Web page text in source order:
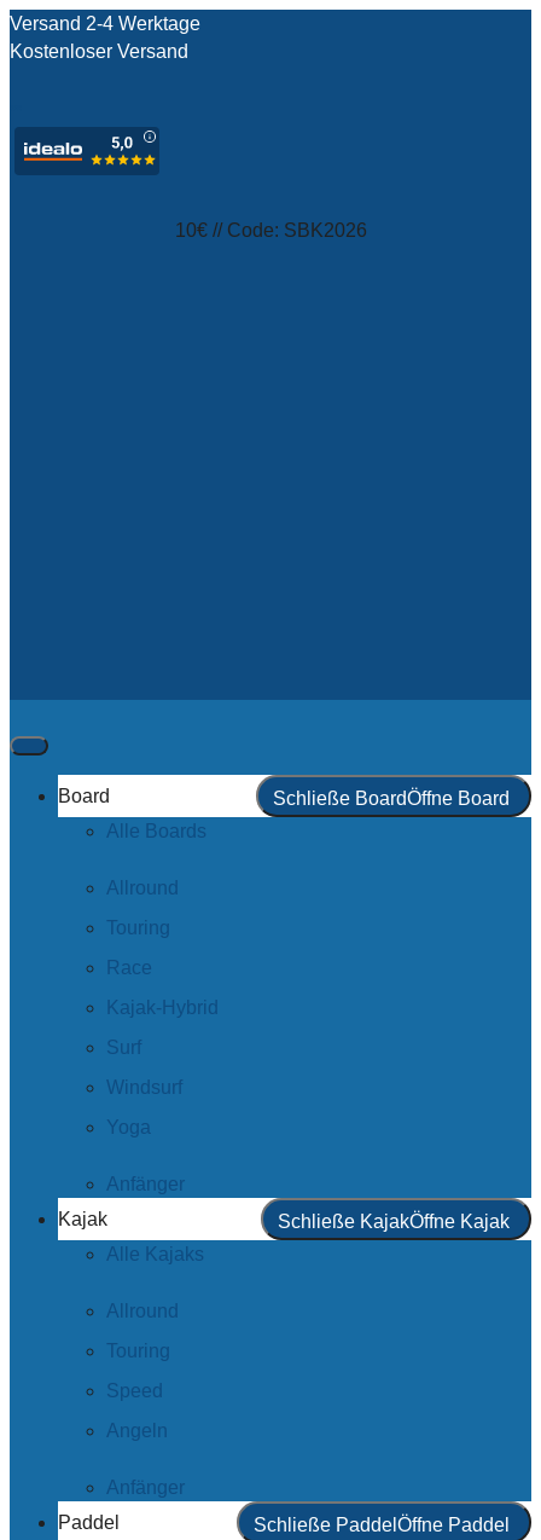
Versand 2-4 Werktage
Kostenloser Versand
10€ // Code: SBK2026
Board Schließe BoardÖffne Board
Alle Boards
Allround
Touring
Race
Kajak-Hybrid
Surf
Windsurf
Yoga
Anfänger
Kajak
Schließe KajakÖffne Kajak
Alle Kajaks
Allround
Touring
Speed
Angeln
Anfänger
Paddel
Schließe Paddel Öffne Paddel